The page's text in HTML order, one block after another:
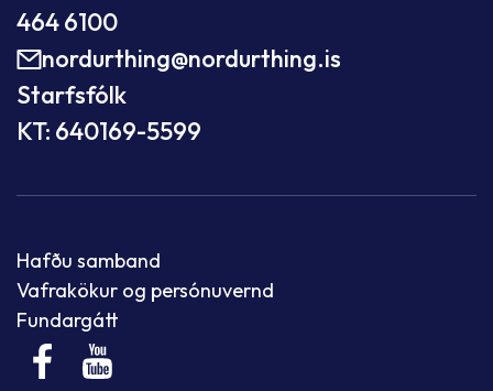
464 6100
nordurthing@nordurthing.is
Starfsfólk
KT: 640169-5599
Hafðu samband
Vafrakökur og persónuvernd
Fundargátt